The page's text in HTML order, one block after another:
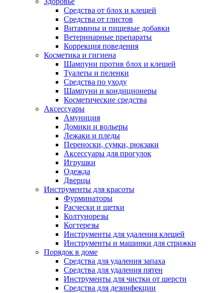
Средства от блох и клещей
Средства от глистов
Витамины и пищевые добавки
Ветеринарные препараты
Коррекция поведения
Косметика и гигиена
Шампуни против блох и клещей
Туалеты и пеленки
Средства по уходу
Шампуни и кондиционеры
Косметические средства
Аксессуары
Амуниция
Домики и вольеры
Лежаки и пледы
Переноски, сумки, рюкзаки
Аксессуары для прогулок
Игрушки
Одежда
Дверцы
Инструменты для красоты
Фурминаторы
Расчески и щетки
Колтунорезы
Когтерезы
Инструменты для удаления клещей
Инструменты и машинки для стрижки
Порядок в доме
Средства для удаления запаха
Средства для удаления пятен
Инструменты для чистки от шерсти
Средства для дезинфекции